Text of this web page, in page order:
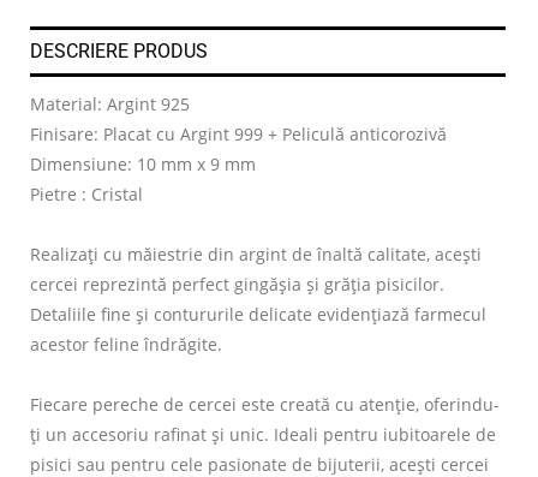
DESCRIERE PRODUS
Material: Argint 925
Finisare: Placat cu Argint 999 + Peliculă anticorozivă
Dimensiune: 10 mm x 9 mm
Pietre : Cristal
Realizați cu măiestrie din argint de înaltă calitate, acești
cercei reprezintă perfect gingășia și grăția pisicilor.
Detaliile fine și contururile delicate evidențiază farmecul
acestor feline îndrăgite.
Fiecare pereche de cercei este creată cu atenție, oferindu-
ți un accesoriu rafinat și unic. Ideali pentru iubitoarele de
pisici sau pentru cele pasionate de bijuterii, acești cercei